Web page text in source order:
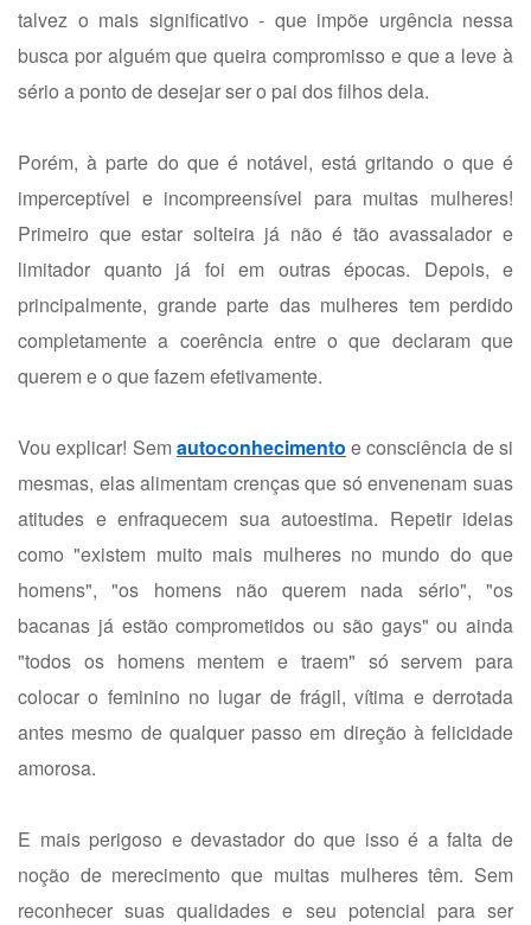
talvez o mais significativo - que impõe urgência nessa
busca por alguém que queira compromisso e que a leve à
sério a ponto de desejar ser o pai dos filhos dela.
Porém, à parte do que é notável, está gritando o que é
imperceptível e incompreensível para muitas mulheres!
Primeiro que estar solteira já não é tão avassalador e
limitador quanto já foi em outras épocas. Depois, e
principalmente, grande parte das mulheres tem perdido
completamente a coerência entre o que declaram que
querem e o que fazem efetivamente.
Vou explicar! Semautoconhecimento e consciência de si
mesmas, elas alimentam crenças que só envenenam suas
atitudes e enfraquecem sua autoestima. Repetir ideias
como "existem muito mais mulheres no mundo do que
homens", "os homens não querem nada sério", "os
bacanas já estão comprometidos ou são gays" ou ainda
"todos os homens mentem e traem" só servem para
colocar o feminino no lugar de frágil, vítima e derrotada
antes mesmo de qualquer passo em direção à felicidade
amorosa.
E mais perigoso e devastador do que isso é a falta de
noção de merecimento que muitas mulheres têm. Sem
reconhecer suas qualidades e seu potencial para ser